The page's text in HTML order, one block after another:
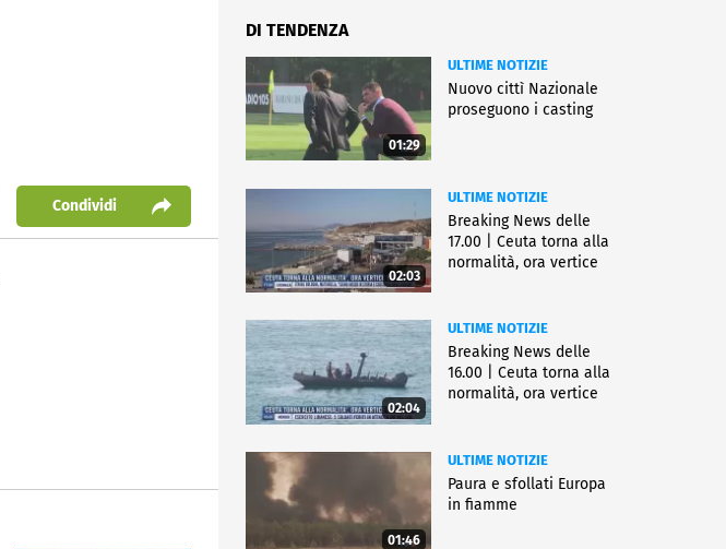
Condividi
DI TENDENZA
01:29
ULTIME NOTIZIE
Nuovo cittì Nazionale
proseguono i casting
02:03
ULTIME NOTIZIE
Breaking News delle
17.00 | Ceuta torna alla
normalità, ora vertice
02:04
ULTIME NOTIZIE
Breaking News delle
16.00 | Ceuta torna alla
normalità, ora vertice
01:46
ULTIME NOTIZIE
Paura e sfollati Europa
in fiamme